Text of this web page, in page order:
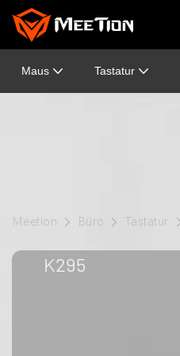
Maus Tastatur
Meetion Büro Tastatur
K295